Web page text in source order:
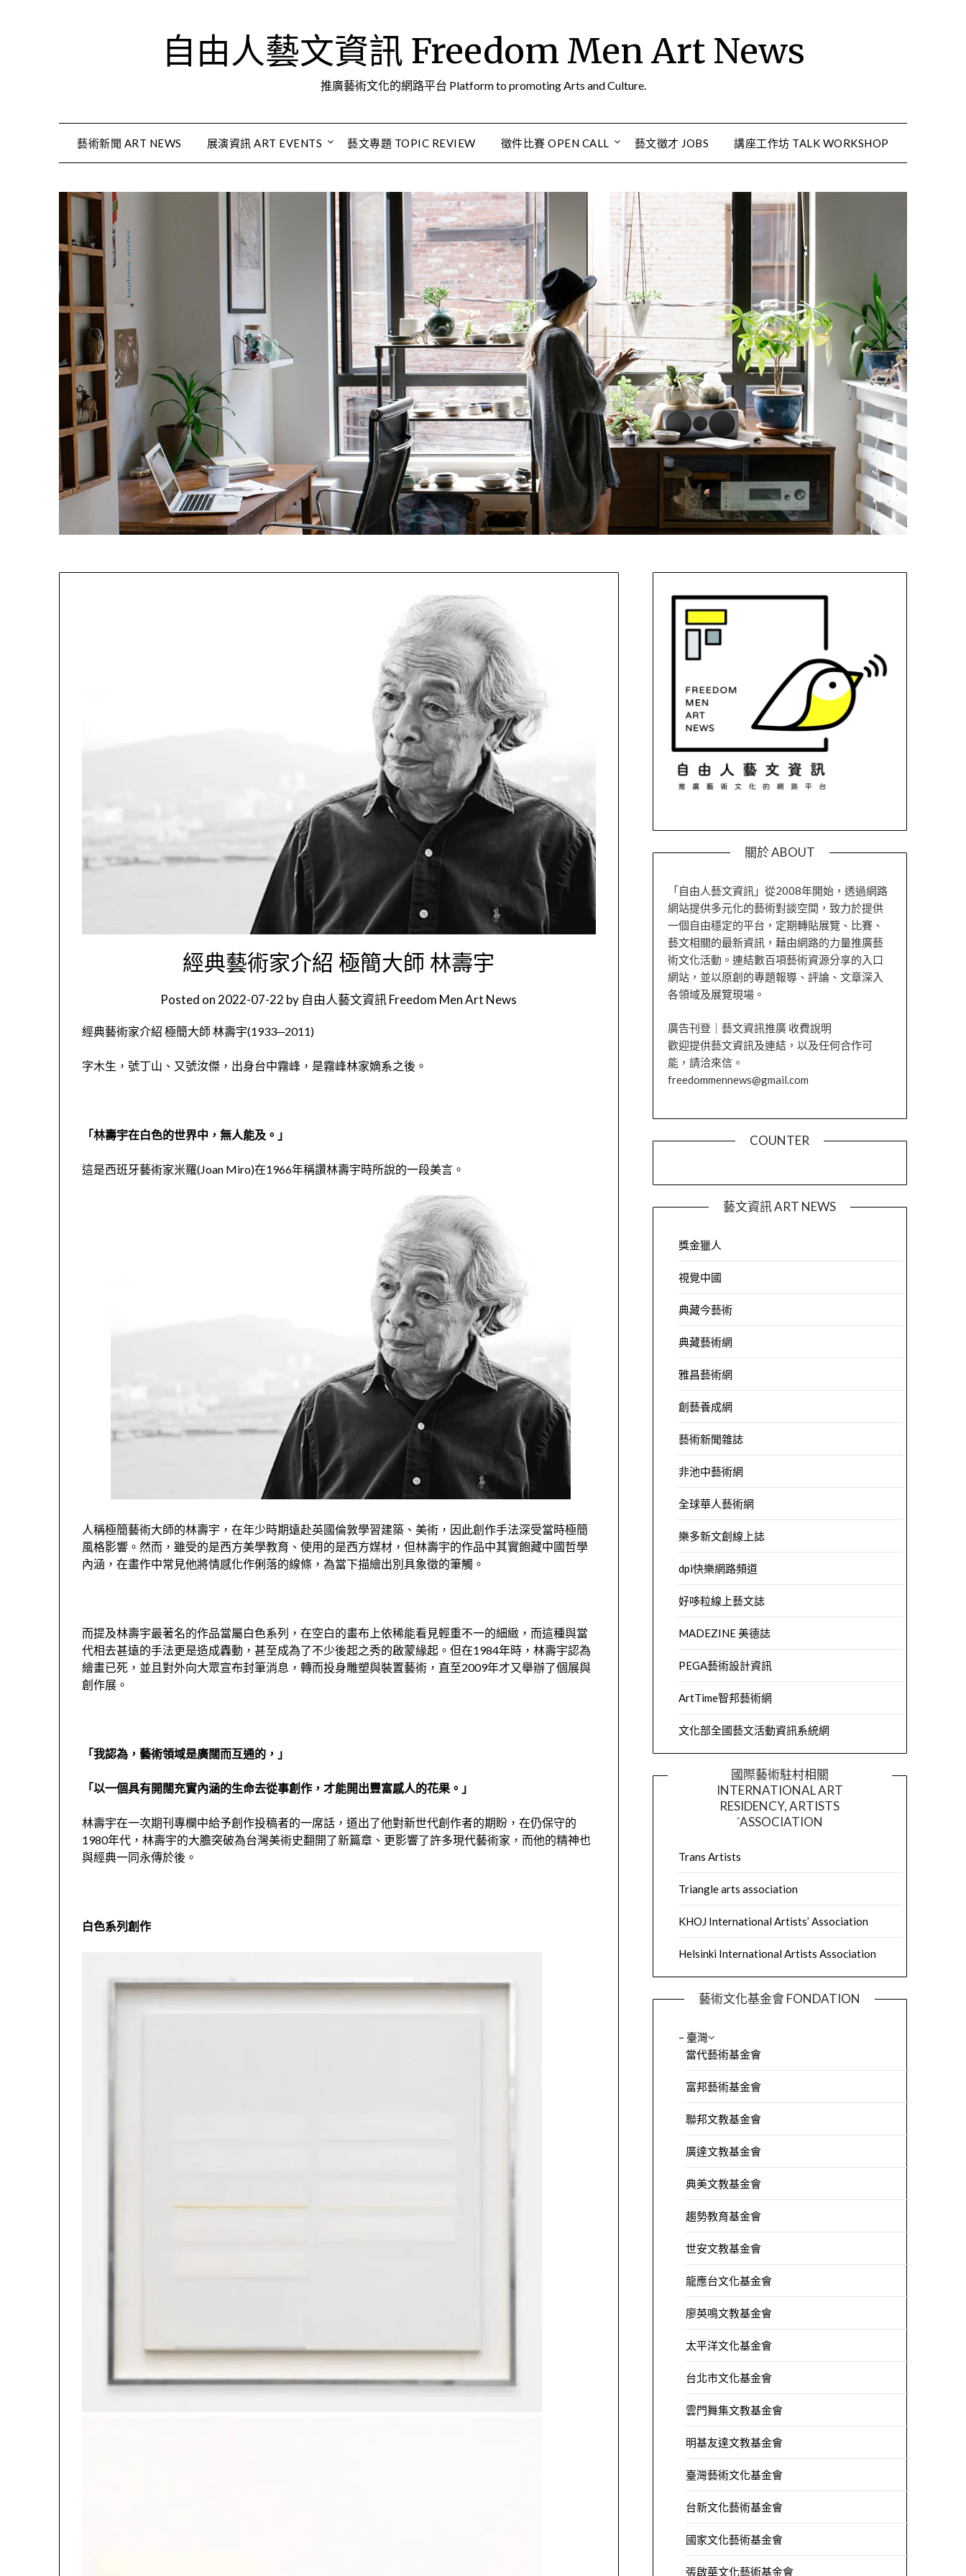
自由人藝文資訊 Freedom Men Art News
推廣藝術文化的網路平台 Platform to promoting Arts and Culture.
藝術新聞 ART NEWS 展演資訊 ART EVENTS 藝文專題 TOPIC REVIEW 徵件比賽 OPEN CALL 藝文徵才 JOBS 講座工作坊 TALK WORKSHOP
經典藝術家介紹 極簡大師 林壽宇
Posted on2022-07-22 by 自由人藝文資訊 Freedom Men Art News
經典藝術家介紹 極簡大師 林壽宇(1933─2011)
字木生 ，號丁山 、 又號汝傑 ，出身台中霧峰 ，是霧峰林家嫡系之後 。
「林壽宇在白色的世界中，無人能及。」
這是西班牙藝術家米羅(Joan Miro)在1966年稱讚林壽宇時所說的一段美言。
人稱極簡藝術大師的林壽宇，在年少時期遠赴英國倫敦學習建築、美術， 因此創作手法深受當時極簡
風格影響。然而， 雖受的是西方美學教育 、使用的是西方媒材，但林壽宇的作品中其實飽藏中國哲學
內涵，在畫作中常見他將情感化作俐落的線條，為當下描繪出別具象徵的筆觸。
而提及林壽宇最著名的作品當屬白色系列 ，在空白的畫布上依稀能看見輕重不一的細緻 ，而這種與當
代相去甚遠的手法更是造成轟動，甚至成為了不少後起之秀的啟蒙緣起 。但在1984年時，林壽宇認為
繪畫已死，並且對外向大眾宣布封筆消息，轉而投身雕塑與裝置藝術，直至2009年才又舉辦了個展與
創作展 。
「我認為，藝術領域是廣闊而互通的 ， 」
「以一個具有開闊充實內涵的生命去從事創作，才能開出豐富感人的花果 。 」
林壽宇在一次期刊專欄中給予創作投稿者的一席話，道出了他對新世代創作者的期盼，在仍保守的
1980年代，林壽宇的大膽突破為台灣美術史翻開了新篇章 、 更影響了許多現代藝術家 ，而他的精神也
與經典一同永傳於後。
白色系列創作
關於 ABOUT
「自由人藝文資訊」從2008年開始，透過網路
網站提供多元化的藝術對談空間，致力於提供
一個自由穩定的平台，定期轉貼展覽、比賽、
藝文相關的最新資訊，藉由網路的力量推廣藝
術文化活動。連結數百項藝術資源分享的入口
網站，並以原創的專題報導、評論、文章深入
各領域及展覽現場。
廣告刊登｜藝文資訊推廣 收費說明
歡迎提供藝文資訊及連結，以及任何合作可
能，請洽來信。
freedommennews@gmail.com
COUNTER
藝文資訊 ART NEWS
獎金獵人
視覺中國
典藏今藝術
典藏藝術網
雅昌藝術網
創藝養成網
藝術新聞雜誌
非池中藝術網
全球華人藝術網
樂多新文創線上誌
dpi快樂網路頻道
好哆粒線上藝文誌
MADEZINE 美德誌
PEGA藝術設計資訊
ArtTime智邦藝術網
文化部全國藝文活動資訊系統網
國際藝術駐村相關
INTERNATIONAL ART
RESIDENCY, ARTISTS
´ASSOCIATION
Trans Artists
Triangle arts association
KHOJ International Artists’ Association
Helsinki International Artists Association
藝術文化基金會 FONDATION
– 臺灣
當代藝術基金會
富邦藝術基金會
聯邦文教基金會
廣達文教基金會
典美文教基金會
趨勢教育基金會
世安文教基金會
龍應台文化基金會
廖英鳴文教基金會
太平洋文化基金會
台北市文化基金會
雲門舞集文教基金會
明基友達文教基金會
臺灣藝術文化基金會
台新文化藝術基金會
國家文化藝術基金會
張啟華文化藝術基金會